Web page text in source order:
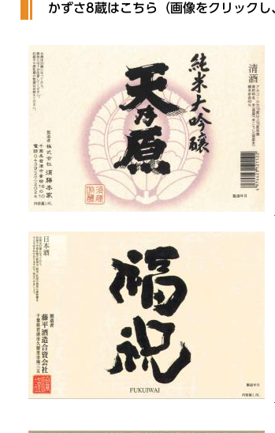
かずさ8蔵はこちら（画像をクリックし